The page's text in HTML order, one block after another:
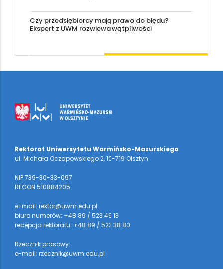
Czy przedsiębiorcy mają prawo do błędu?
Ekspert z UWM rozwiewa wątpliwości
Rektorat Uniwersytetu Warmińsko-Mazurskiego
ul. Michała Oczapowskiego 2, 10-719 Olsztyn
NIP 739-30-33-097
REGON 510884205
e-mail: rektor@uwm.edu.pl
biuro numerów: +48 89 / 523 49 13
recepcja rektoratu: +48 89 / 523 38 80
Rzecznik prasowy:
e-mail: rzecznik@uwm.edu.pl